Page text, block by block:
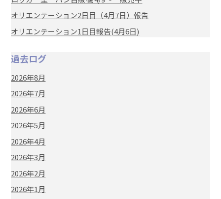
オリエンテーション2日目（4月7日）報告
オリエンテーション1日目報告(4月6日)
過去ログ
2026年8月
2026年7月
2026年6月
2026年5月
2026年4月
2026年3月
2026年2月
2026年1月